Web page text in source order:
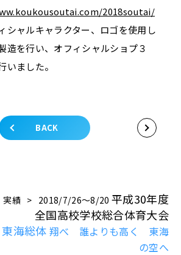
2018soutai/
シャルキャラクター、ロゴを使用し
造を行い、オフィシャルショプ３
いました。
BACK
実績 > 2018/7/26～8/20 平成30年度
全国高校学校総合体育大会
海総体 翔べ 誰よりも高く 東海
の空へ